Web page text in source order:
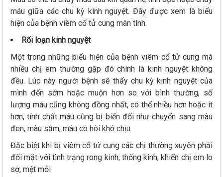
máu giữa các chu kỳ kinh nguyệt. Đây được xem là biểu
hiện của bệnh viêm cổ tử cung mãn tính.
Rối loạn kinh nguyệt
Một trong những biểu hiện của bệnh viêm cổ tử cung mà
nhiều chị em thường gặp đó chính là kinh nguyệt không
đều. Lúc này người bệnh sẽ thấy chu kỳ kinh nguyệt của
mình đến sớm hoặc muộn hơn so với bình thường, số
lượng máu cũng không đồng nhất, có thể nhiều hơn hoặc ít
hơn, tính chất máu cũng bị biến đổi như chuyển sang màu
đen, màu sẫm, máu có hôi khó chịu.
Đặc biệt khi bị viêm cổ tử cung các chị thường xuyên phải
đối mặt với tình trạng rong kinh, thống kinh, khiến chị em lo
sợ, mệt mỏi